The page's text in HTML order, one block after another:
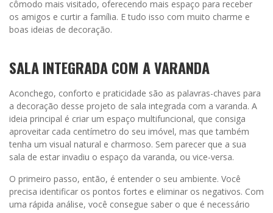
cômodo mais visitado, oferecendo mais espaço para receber
os amigos e curtir a família. E tudo isso com muito charme e
boas ideias de decoração.
SALA INTEGRADA COM A VARANDA
Aconchego, conforto e praticidade são as palavras-chaves para
a decoração desse projeto de sala integrada com a varanda. A
ideia principal é criar um espaço multifuncional, que consiga
aproveitar cada centímetro do seu imóvel, mas que também
tenha um visual natural e charmoso. Sem parecer que a sua
sala de estar invadiu o espaço da varanda, ou vice-versa.
O primeiro passo, então, é entender o seu ambiente. Você
precisa identificar os pontos fortes e eliminar os negativos. Com
uma rápida análise, você consegue saber o que é necessário